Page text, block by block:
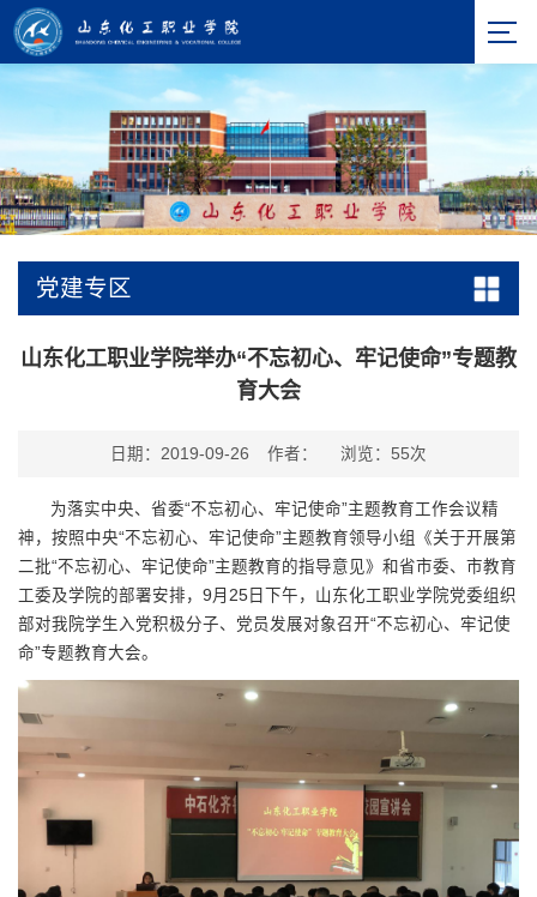
党建专区
山东化工职业学院举办“不忘初心、牢记使命”专题教
育大会
日期：2019-09-26 作者： 浏览： 55次
为落实中央、省委“不忘初心、牢记使命”主题教育工作会议精
神，按照中央“不忘初心、牢记使命”主题教育领导小组《关于开展第
二批“不忘初心、牢记使命”主题教育的指导意见》和省市委、市教育
工委及学院的部署安排，9月25日下午，山东化工职业学院党委组织
部对我院学生入党积极分子、党员发展对象召开“不忘初心、牢记使
命”专题教育大会。